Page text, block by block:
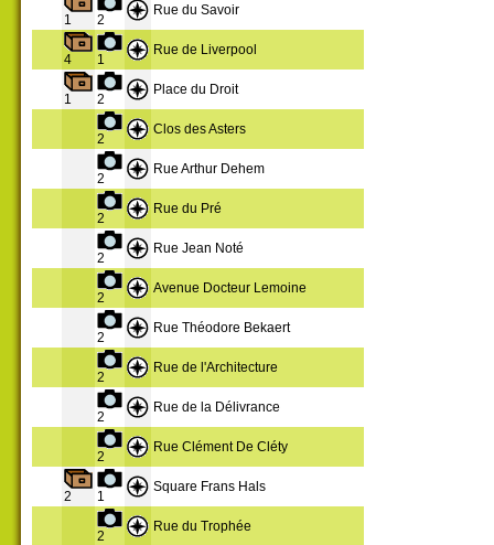
1 2
Rue du Savoir
4 1
Rue de Liverpool
1 2
Place du Droit
2
Clos des Asters
2
Rue Arthur Dehem
2
Rue du Pré
2
Rue Jean Noté
2
Avenue Docteur Lemoine
2
Rue Théodore Bekaert
2
Rue de l'Architecture
2
Rue de la Délivrance
2
Rue Clément De Cléty
2 1
Square Frans Hals
2
Rue du Trophée